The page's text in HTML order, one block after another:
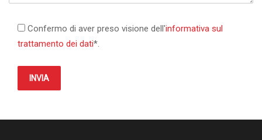
Confermo di aver preso visione dell'informativa sul
trattamento dei dati*.
INVIA